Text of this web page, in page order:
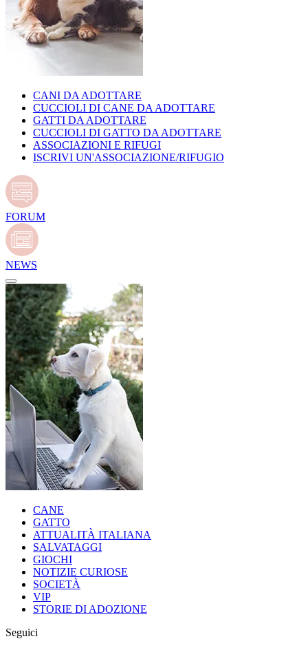
CANI DA ADOTTARE
CUCCIOLI DI CANE DA ADOTTARE
GATTI DA ADOTTARE
CUCCIOLI DI GATTO DA ADOTTARE
ASSOCIAZIONI E RIFUGI
ISCRIVI UN'ASSOCIAZIONE/RIFUGIO
FORUM
NEWS
CANE
GATTO
ATTUALITÀ ITALIANA
SALVATAGGI
GIOCHI
NOTIZIE CURIOSE
SOCIETÀ
VIP
STORIE DI ADOZIONE
Seguici